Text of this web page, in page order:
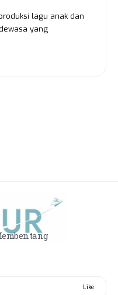
lagu anak dan
yang
Like